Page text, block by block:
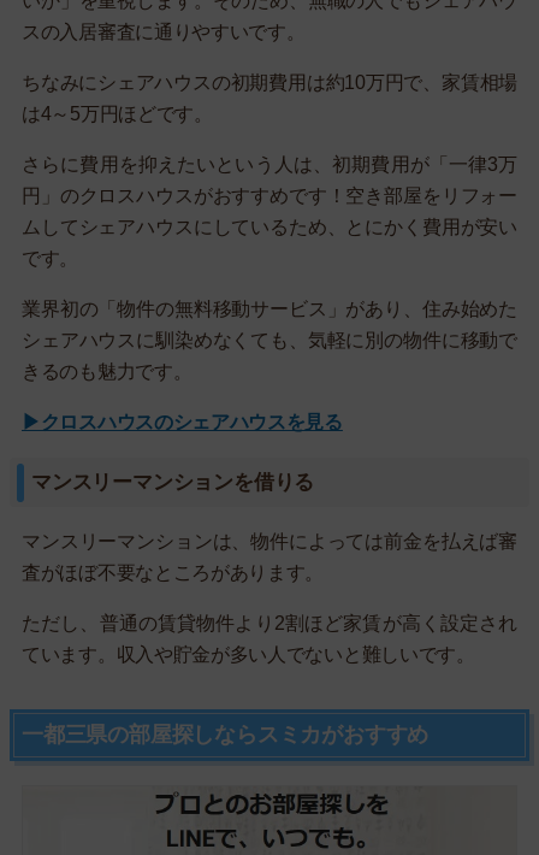
スの入居審査に通りやすいです。
ちなみにシェアハウスの初期費用は約10万円で、家賃相場
は4～5万円ほどです。
さらに費用を抑えたいという人は、初期費用が「一律3万
円」のクロスハウスがおすすめです！空き部屋をリフォー
ムしてシェアハウスにしているため、とにかく費用が安い
です。
業界初の「物件の無料移動サービス」があり、住み始めた
シェアハウスに馴染めなくても、気軽に別の物件に移動で
きるのも魅力です。
▶クロスハウスのシェアハウスを見る
マンスリーマンションを借りる
マンスリーマンションは、物件によっては前金を払えば審
査がほぼ不要なところがあります。
ただし、普通の賃貸物件より2割ほど家賃が高く設定され
ています。収入や貯金が多い人でないと難しいです。
一都三県の部屋探しならスミカがおすすめ